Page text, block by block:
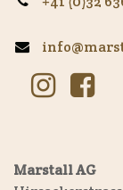
Marstall AG